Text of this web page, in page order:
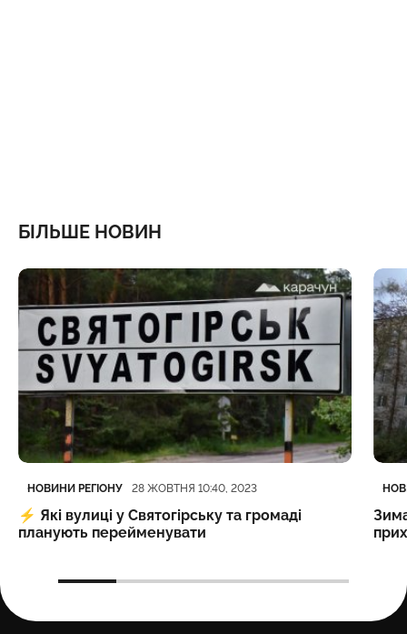
БІЛЬШЕ НОВИН
Категорія
НОВИНИ РЕГІОНУ
Дата публікації 28 ЖОВТНЯ 10:40, 2023
⚡️ Які вулиці у Святогірську та громаді
планують перейменувати